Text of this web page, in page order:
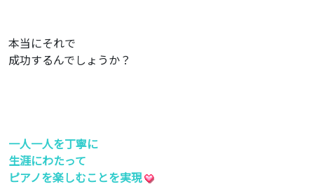
本当にそれで
成功するんでしょうか？
一人一人を丁寧に
生涯にわたって
ピアノを楽しむことを実現